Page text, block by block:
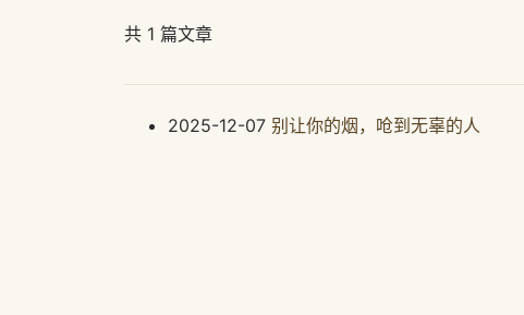
共 1 篇文章
2025-12-07 别让你的烟，呛到无辜的人